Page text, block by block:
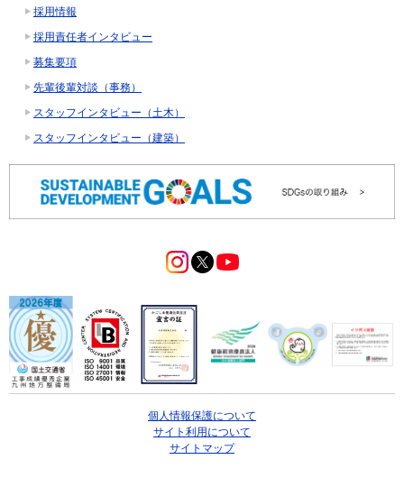
採用情報
採用責任者インタビュー
募集要項
先輩後輩対談（事務）
スタッフインタビュー（土木）
スタッフインタビュー（建築）
個人情報保護について
サイト利用について
サイトマップ